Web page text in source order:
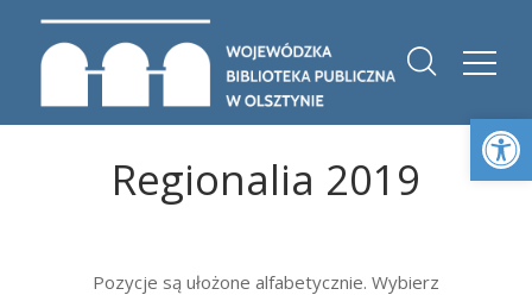
Regionalia 2019
Pozycje są ułożone alfabetycznie. Wybierz